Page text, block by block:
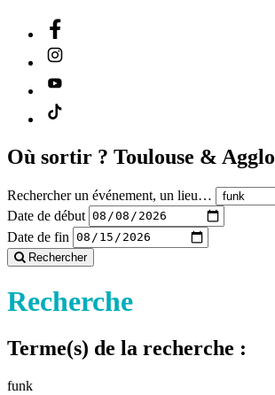
Où sortir ? Toulouse & Agglo
Rechercher un événement, un lieu…
Date de début
Date de fin
Rechercher
Recherche
Terme(s) de la recherche :
funk